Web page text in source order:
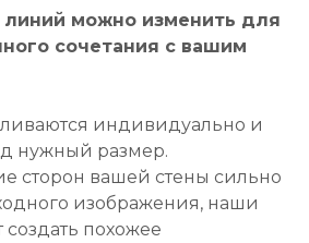
можно изменить для
сочетания с вашим
индивидуально и
нужный размер.
сторон вашей стены сильно
изображения, наши
похожее